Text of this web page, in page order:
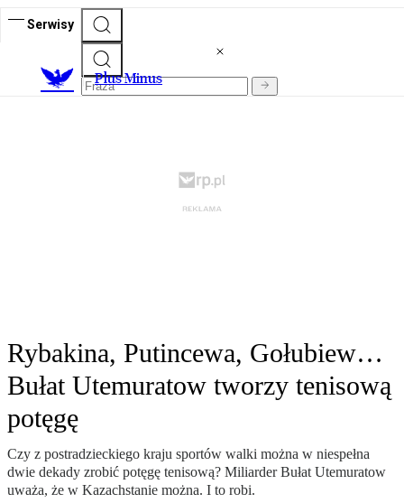
Serwisy
Plus Minus
Rybakina, Putincewa, Gołubiew…
Bułat Utemuratow tworzy tenisową
potęgę
Czy z postradzieckiego kraju sportów walki można w niespełna
dwie dekady zrobić potęgę tenisową? Miliarder Bułat Utemuratow
uważa, że w Kazachstanie można. I to robi.